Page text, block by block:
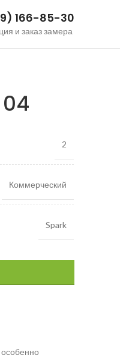
166-85-30
и заказ замера
2
Коммерческий
Spark